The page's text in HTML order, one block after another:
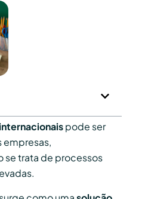
pode ser
empresas,
trata de processos